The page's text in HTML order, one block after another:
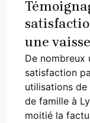
une
De nombreux
satisfaction
utilisations de
de famille à
moitié la